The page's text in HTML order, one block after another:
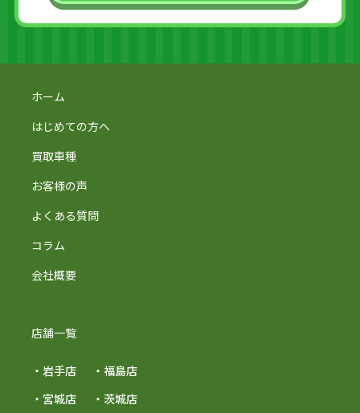
ホーム
はじめての方へ
買取車種
お客様の声
よくある質問
コラム
会社概要
店舗一覧
・岩手店
・宮城店
・福島店
・茨城店